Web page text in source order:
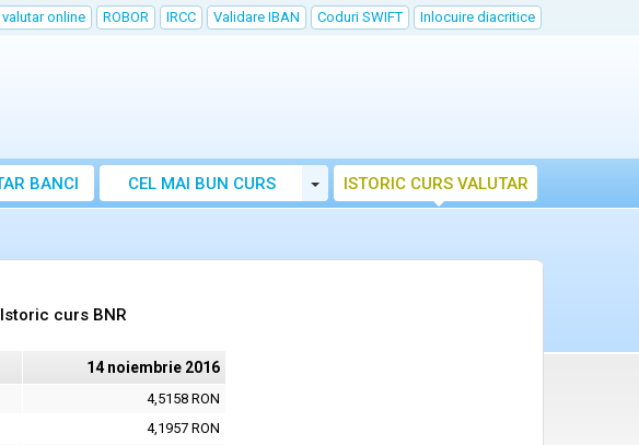
valutar online ROBOR IRCC Validare IBAN Coduri SWIFT Inlocuire diacritice
BANCI CEL MAI BUN CURS Toggle Dropdown
ISTORIC CURS VALUTAR
curs BNR
14 noiembrie 2016
4,5158 RON
4,1957 RON